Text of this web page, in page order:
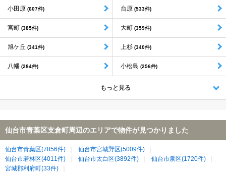
小田原 (607件) 台原 (533件)
宮町 (385件) 大町 (359件)
旭ケ丘 (341件) 上杉 (340件)
八幡 (284件) 小松島 (256件)
もっと見る
仙台市青葉区支倉町周辺のエリアで物件が見つかりました
仙台市青葉区(7856件)
仙台市宮城野区(5009件)
仙台市若林区(4011件)
仙台市太白区(3892件)
仙台市泉区(1720件)
宮城郡利府町(33件)